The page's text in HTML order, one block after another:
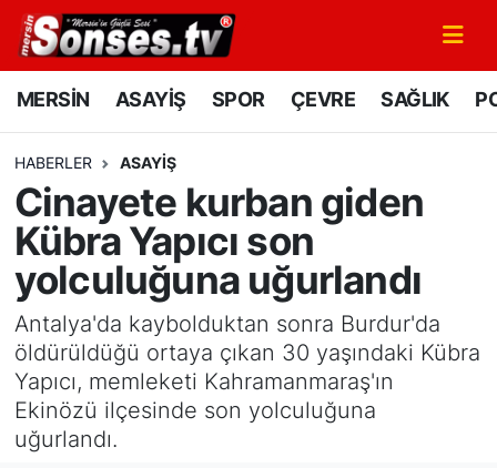
MERSİN ASAYİŞ SPOR ÇEVRE SAĞLIK
HABERLER ASAYİŞ
Cinayete kurban giden
Kübra Yapıcı son
yolculuğuna uğurlandı
Antalya'da kaybolduktan sonra Burdur'da
öldürüldüğü ortaya çıkan 30 yaşındaki Kübra
Yapıcı, memleketi Kahramanmaraş'ın
Ekinözü ilçesinde son yolculuğuna
uğurlandı.
MERSİN
SPOR
GÜNÜN MANŞETİ
DÜNYA
KÜLTÜR - SANAT
MAGAZİN
Mersin Nöbetçi Eczaneler
Mersin Namaz Vakitleri
Mersin Trafik Yoğunluk Haritası
Süper Lig Puan Durumu ve Fikstür
Tüm Manşetler
Son Dakika Haberleri